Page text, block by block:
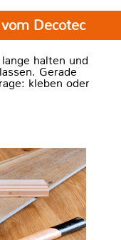
Decotec
halten und
Gerade
kleben oder